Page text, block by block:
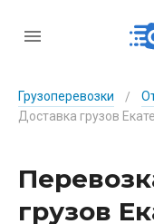
Грузоперевозки /
грузов